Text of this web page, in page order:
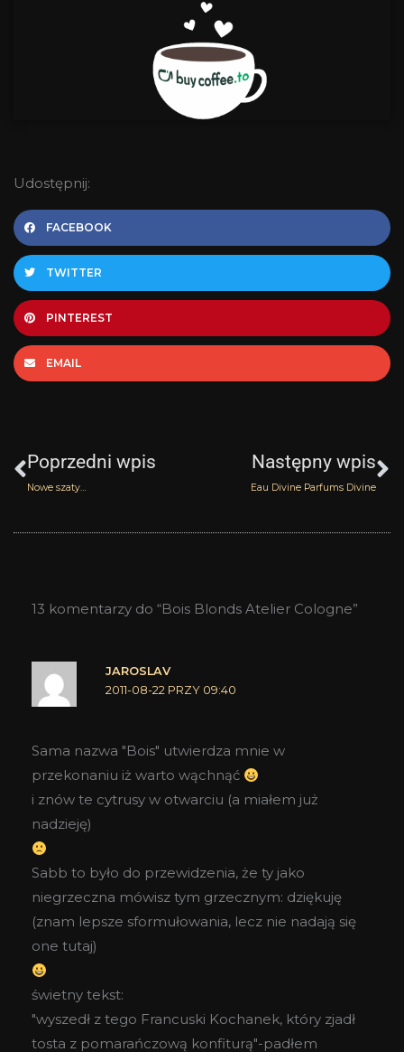
Udostępnij:
FACEBOOK
TWITTER
PINTEREST
EMAIL
Poprzedni wpis
Nowe szaty…
Następny wpis
Eau Divine Parfums Divine
13 komentarzy do “Bois Blonds Atelier Cologne”
JAROSLAV
2011-08-22 PRZY 09:40
Sama nazwa "Bois" utwierdza mnie w
przekonaniu iż warto wąchnąć
i znów te cytrusy w otwarciu (a miałem już
nadzieję)
Sabb to było do przewidzenia, że ty jako
niegrzeczna mówisz tym grzecznym: dziękuję
(znam lepsze sformułowania, lecz nie nadają się
one tutaj)
świetny tekst:
"wyszedł z tego Francuski Kochanek, który zjadł
tosta z pomarańczową konfiturą"-padłem